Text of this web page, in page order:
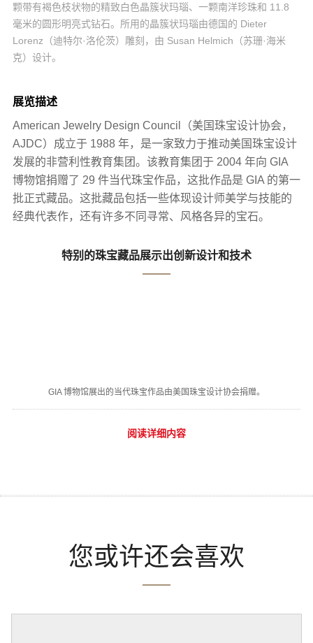
颗带有褐色枝状物的精致白色晶簇状玛瑙、一颗南洋珍珠和 11.8
毫米的圆形明亮式钻石。所用的晶簇状玛瑙由德国的 Dieter
Lorenz（迪特尔·洛伦茨）雕刻，由 Susan Helmich（苏珊·海米
克）设计。
展览描述
American Jewelry Design Council（美国珠宝设计协会，
AJDC）成立于 1988 年，是一家致力于推动美国珠宝设计
发展的非营利性教育集团。该教育集团于 2004 年向 GIA
博物馆捐赠了 29 件当代珠宝作品，这批作品是 GIA 的第一
批正式藏品。这批藏品包括一些体现设计师美学与技能的
经典代表作，还有许多不同寻常、风格各异的宝石。
特别的珠宝藏品展示出创新设计和技术
GIA 博物馆展出的当代珠宝作品由美国珠宝设计协会捐赠。
阅读详细内容
您或许还会喜欢